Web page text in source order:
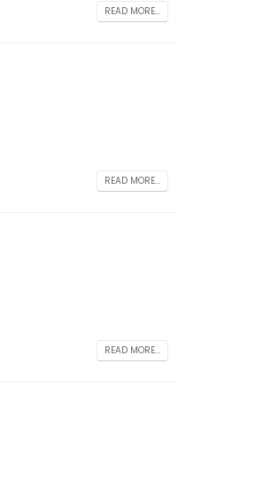
READ MORE...
READ MORE...
READ MORE...